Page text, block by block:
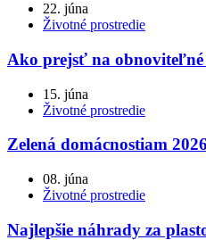
22. júna
Životné prostredie
Ako prejsť na obnoviteľné
15. júna
Životné prostredie
Zelená domácnostiam 2026
08. júna
Životné prostredie
Najlepšie náhrady za